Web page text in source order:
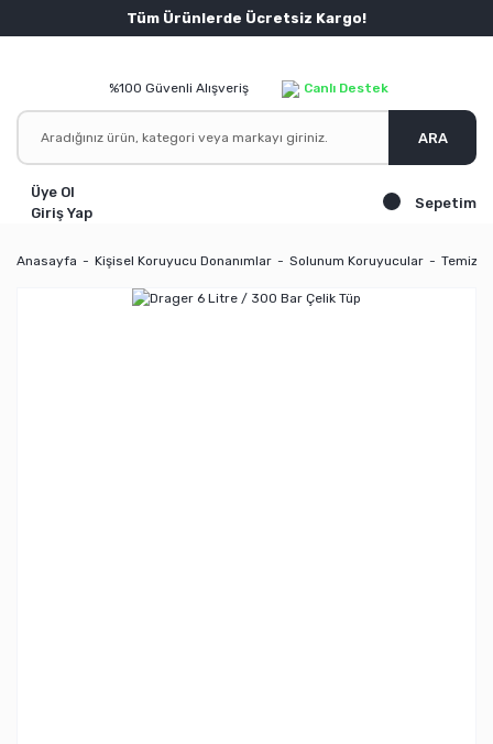
Tüm Ürünlerde Ücretsiz Kargo!
%100 Güvenli Alışveriş Canlı Destek
ARA
Üye Ol
Giriş Yap
Sepetim
Anasayfa Kişisel Koruyucu Donanımlar Solunum Koruyucular Temiz